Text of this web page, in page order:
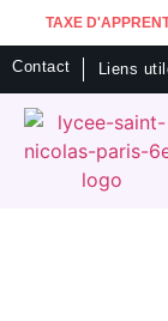
TAXE
Contact Liens